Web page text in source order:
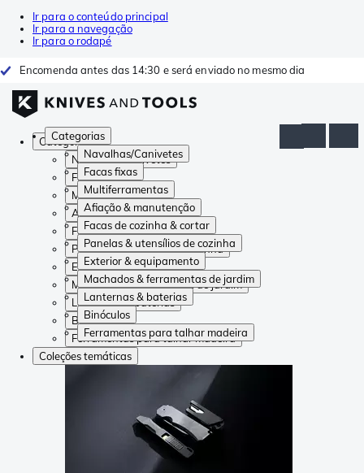
Ir para o conteúdo principal
Ir para a navegação
Ir para o rodapé
Encomenda antes das 14:30 e será enviado no mesmo dia
Categorias
Navalhas/Canivetes
Facas fixas
Multiferramentas
Afiação & manutenção
Facas de cozinha & cortar
Panelas & utensílios de cozinha
Exterior & equipamento
Machados & ferramentas de jardim
Lanternas & baterias
Binóculos
Ferramentas para talhar madeira
Categorias
Navalhas/Canivetes
Facas fixas
Multiferramentas
Afiação & manutenção
Facas de cozinha & cortar
Panelas & utensílios de cozinha
Exterior & equipamento
Machados & ferramentas de jardim
Lanternas & baterias
Binóculos
Ferramentas para talhar madeira
Coleções temáticas